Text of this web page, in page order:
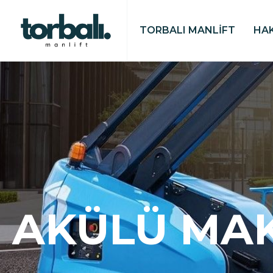
TORBALI MANLİFT
AKÜLÜ